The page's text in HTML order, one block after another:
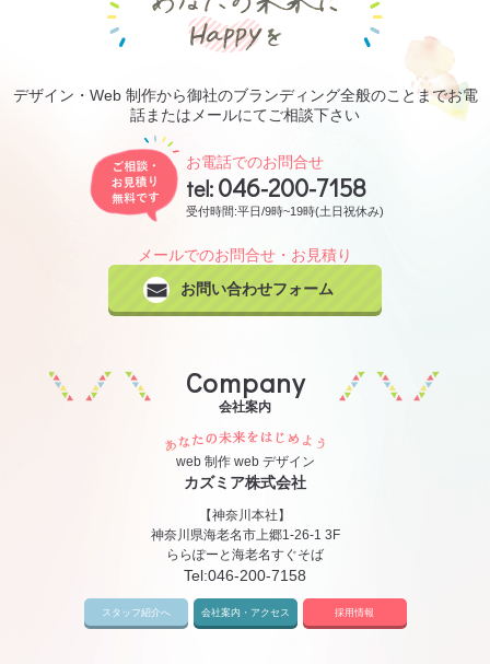
デザイン・Web 制作から御社のブランディング全般のことまでお電
話またはメールにてご相談下さい
ご相談・お見積り無料です
お電話でのお問合せ
tel:046-200-7158
受付時間:平日/9時~19時(土日祝休み)
メールでのお問合せ・お見積り
お問い合わせフォーム
Company
会社案内
web 制作 web デザイン
カズミア株式会社
【神奈川本社】
神奈川県海老名市上郷1-26-1 3F
ららぽーと海老名すぐそば
Tel:046-200-7158
スタッフ紹介へ 会社案内・アクセス 採用情報